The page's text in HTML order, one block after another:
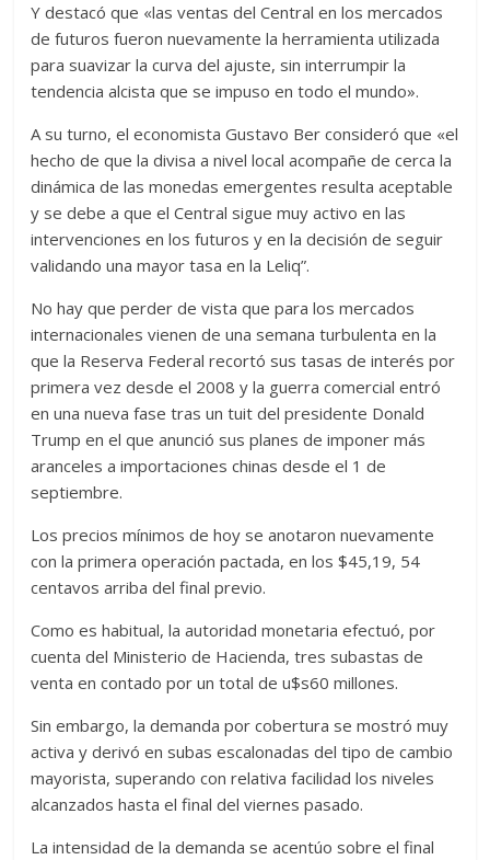
Y destacó que «las ventas del Central en los mercados
de futuros fueron nuevamente la herramienta utilizada
para suavizar la curva del ajuste, sin interrumpir la
tendencia alcista que se impuso en todo el mundo».
A su turno, el economista Gustavo Ber consideró que «el
hecho de que la divisa a nivel local acompañe de cerca la
dinámica de las monedas emergentes resulta aceptable
y se debe a que el Central sigue muy activo en las
intervenciones en los futuros y en la decisión de seguir
validando una mayor tasa en la Leliq”.
No hay que perder de vista que para los mercados
internacionales vienen de una semana turbulenta en la
que la Reserva Federal recortó sus tasas de interés por
primera vez desde el 2008 y la guerra comercial entró
en una nueva fase tras un tuit del presidente Donald
Trump en el que anunció sus planes de imponer más
aranceles a importaciones chinas desde el 1 de
septiembre.
Los precios mínimos de hoy se anotaron nuevamente
con la primera operación pactada, en los $45,19, 54
centavos arriba del final previo.
Como es habitual, la autoridad monetaria efectuó, por
cuenta del Ministerio de Hacienda, tres subastas de
venta en contado por un total de u$s60 millones.
Sin embargo, la demanda por cobertura se mostró muy
activa y derivó en subas escalonadas del tipo de cambio
mayorista, superando con relativa facilidad los niveles
alcanzados hasta el final del viernes pasado.
La intensidad de la demanda se acentúo sobre el final